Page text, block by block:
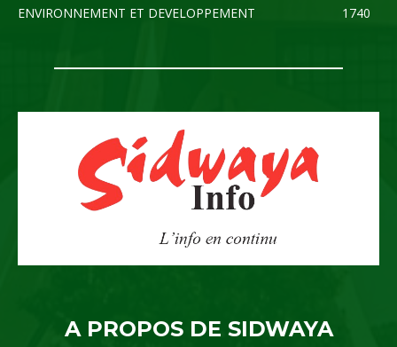
ENVIRONNEMENT ET DEVELOPPEMENT
1740
A PROPOS DE SIDWAYA